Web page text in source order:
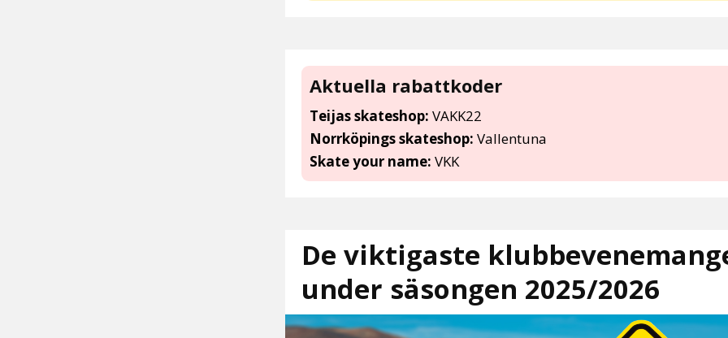
Aktuella rabattkoder
Teijas skateshop: VAKK22
Norrköpings skateshop: Vallentuna
Skate your name: VKK
De viktigaste
under säsongen 2025/2026